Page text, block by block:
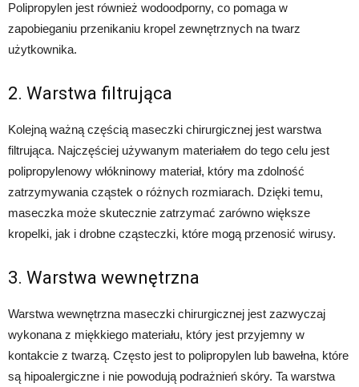
Polipropylen jest również wodoodporny, co pomaga w
zapobieganiu przenikaniu kropel zewnętrznych na twarz
użytkownika.
2. Warstwa filtrująca
Kolejną ważną częścią maseczki chirurgicznej jest warstwa
filtrująca. Najczęściej używanym materiałem do tego celu jest
polipropylenowy włókninowy materiał, który ma zdolność
zatrzymywania cząstek o różnych rozmiarach. Dzięki temu,
maseczka może skutecznie zatrzymać zarówno większe
kropelki, jak i drobne cząsteczki, które mogą przenosić wirusy.
3. Warstwa wewnętrzna
Warstwa wewnętrzna maseczki chirurgicznej jest zazwyczaj
wykonana z miękkiego materiału, który jest przyjemny w
kontakcie z twarzą. Często jest to polipropylen lub bawełna, które
są hipoalergiczne i nie powodują podrażnień skóry. Ta warstwa